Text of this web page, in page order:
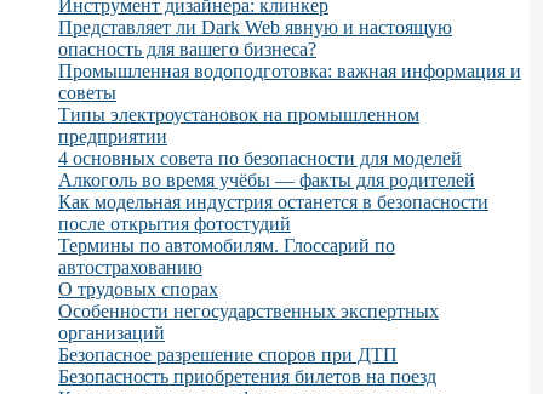
Инструмент дизайнера: клинкер
Представляет ли Dark Web явную и настоящую
опасность для вашего бизнеса?
Промышленная водоподготовка: важная информация и
советы
Типы электроустановок на промышленном
предприятии
4 основных совета по безопасности для моделей
Алкоголь во время учёбы — факты для родителей
Как модельная индустрия останется в безопасности
после открытия фотостудий
Термины по автомобилям. Глоссарий по
автострахованию
О трудовых спорах
Особенности негосударственных экспертных
организаций
Безопасное разрешение споров при ДТП
Безопасность приобретения билетов на поезд